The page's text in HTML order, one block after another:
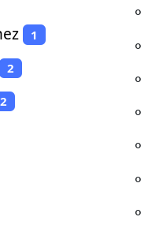
1
2
2
⚬
⚬
⚬
⚬
⚬
⚬
⚬